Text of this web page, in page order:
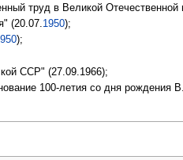
труд в Великой Отечественной
(20.07. 1950);
);
ССР" (27.09.1966);
100-летия со дня рождения